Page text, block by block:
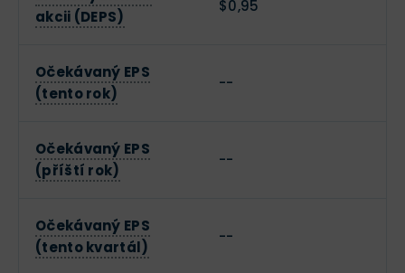
akcii (DEPS)
$0,95
Očekávaný EPS
(tento rok)
--
Očekávaný EPS
(příští rok)
--
Očekávaný EPS
(tento kvartál)
--